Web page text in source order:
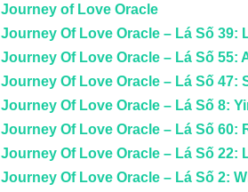
Journey of Love Oracle
Journey Of Love Oracle – Lá Số 39:
Journey Of Love Oracle – Lá Số 55:
Journey Of Love Oracle – Lá Số 47:
Journey Of Love Oracle – Lá Số 8:
Journey Of Love Oracle – Lá Số 60:
Journey Of Love Oracle – Lá Số 22:
Journey Of Love Oracle – Lá Số 2: